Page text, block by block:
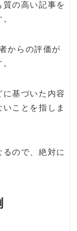
の高い記事を
からの評価が
基づいた内容
ことを指しま
ので、絶対に